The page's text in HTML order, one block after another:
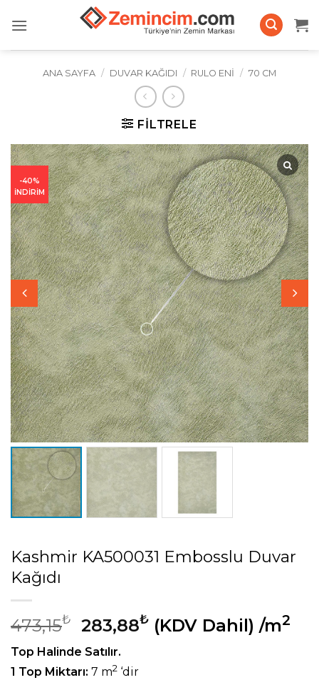
atla
ANA SAYFA / DUVAR KAĞIDI / RULO ENI / 70 CM
FILTRELE
-40%
İNDİRİM
Kashmir KA500031 Embosslu Duvar
Kağıdı
473,15₺
Orijinal
fiyat:
473,15₺.
283,88₺Şu
andaki
(KDV Dahil) /m2
Top Halinde Satılır.
1 Top Miktarı: 7 m2 ‘dir